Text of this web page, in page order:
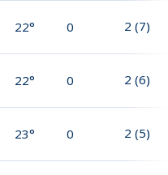
22° 0 2 (7)
22° 0 2 (6)
23° 0 2 (5)